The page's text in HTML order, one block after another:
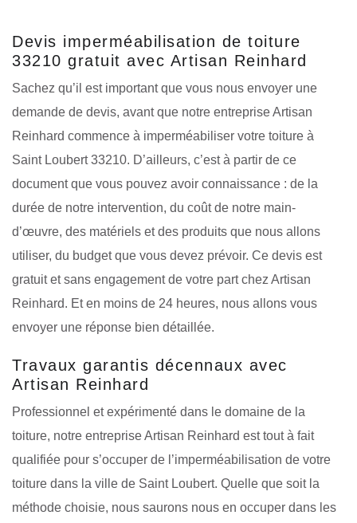
Devis imperméabilisation de toiture
33210 gratuit avec Artisan Reinhard
Sachez qu’il est important que vous nous envoyer une
demande de devis, avant que notre entreprise Artisan
Reinhard commence à imperméabiliser votre toiture à
Saint Loubert 33210. D’ailleurs, c’est à partir de ce
document que vous pouvez avoir connaissance : de la
durée de notre intervention, du coût de notre main-
d’œuvre, des matériels et des produits que nous allons
utiliser, du budget que vous devez prévoir. Ce devis est
gratuit et sans engagement de votre part chez Artisan
Reinhard. Et en moins de 24 heures, nous allons vous
envoyer une réponse bien détaillée.
Travaux garantis décennaux avec
Artisan Reinhard
Professionnel et expérimenté dans le domaine de la
toiture, notre entreprise Artisan Reinhard est tout à fait
qualifiée pour s’occuper de l’imperméabilisation de votre
toiture dans la ville de Saint Loubert. Quelle que soit la
méthode choisie, nous saurons nous en occuper dans les